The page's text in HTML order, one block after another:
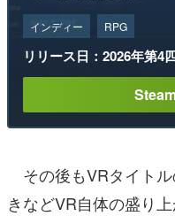
インディー RPG
リリース日：2026年第4
その後もVRタイト
きなどVR自体の盛り